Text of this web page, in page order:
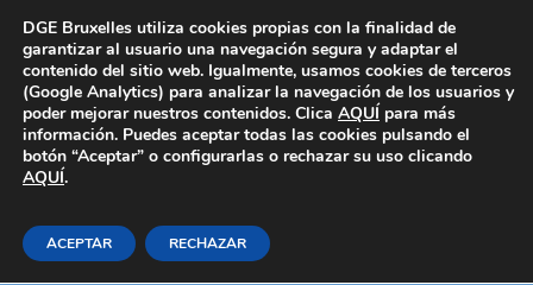
Área Privada
Manejo de equipos para la
depuración y el control de gases
de contaminantes atmosféricos
DGE Bruxelles utiliza cookies propias con la finalidad de
garantizar al usuario una navegación segura y adaptar el
contenido del sitio web. Igualmente, usamos cookies de terceros
(Google Analytics) para analizar la navegación de los usuarios y
poder mejorar nuestros contenidos. Clica AQUÍ para más
información. Puedes aceptar todas las cookies pulsando el
botón “Aceptar” o configurarlas o rechazar su uso clicando
AQUÍ.
ACEPTAR RECHAZAR